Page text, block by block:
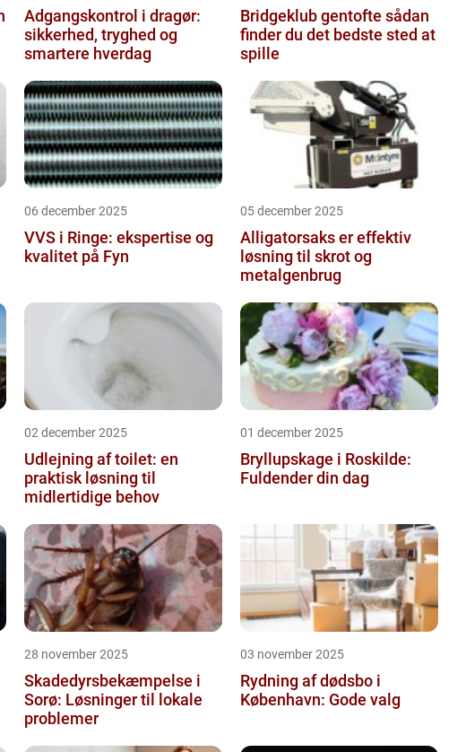
Adgangskontrol i dragør:
sikkerhed, tryghed og
smartere hverdag
Bridgeklub gentofte sådan
finder du det bedste sted at
spille
06 december 2025
VVS i Ringe: ekspertise og
kvalitet på Fyn
05 december 2025
Alligatorsaks er effektiv
løsning til skrot og
metalgenbrug
02 december 2025
Udlejning af toilet: en
praktisk løsning til
midlertidige behov
01 december 2025
Bryllupskage i Roskilde:
Fuldender din dag
28 november 2025
Skadedyrsbekæmpelse i
Sorø: Løsninger til lokale
problemer
03 november 2025
Rydning af dødsbo i
København: Gode valg